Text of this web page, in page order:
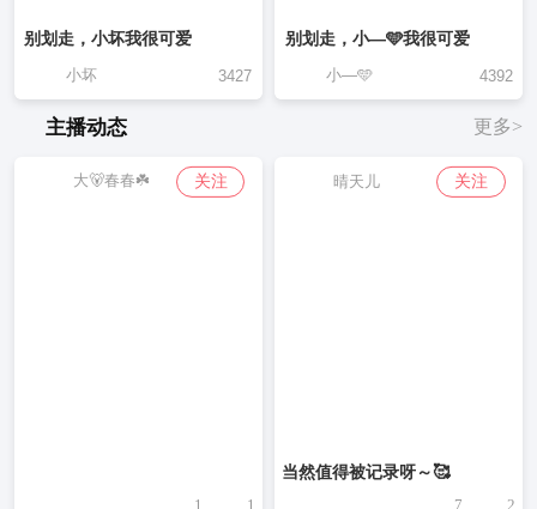
别划走，小坏我很可爱
小坏 3427
别划走，小—🩵我很可爱
小—🩵 4392
主播动态 更多>
大🐻春春☘️ 关注
1 1
晴天儿 关注
当然值得被记录呀～🥰
7 2